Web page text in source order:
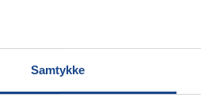
Samtykke
Send en mail til os